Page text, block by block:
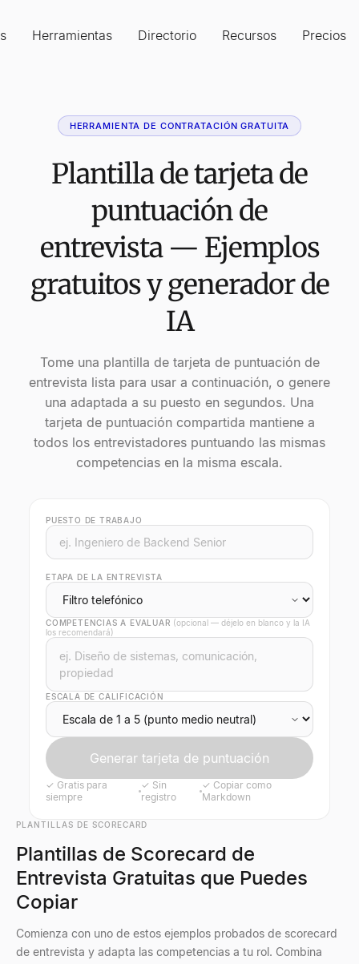
Herramientas Directorio Recursos Precios
HERRAMIENTA DE CONTRATACIÓN GRATUITA
Plantilla de tarjeta de
puntuación de
entrevista — Ejemplos
gratuitos y generador de
IA
Tome una plantilla de tarjeta de puntuación de
entrevista lista para usar a continuación, o genere
una adaptada a su puesto en segundos. Una
tarjeta de puntuación compartida mantiene a
todos los entrevistadores puntuando las mismas
competencias en la misma escala.
PUESTO DE TRABAJO
ETAPA DE LA ENTREVISTA
COMPETENCIAS A EVALUAR (opcional — déjelo en blanco y la IA
los recomendará)
ESCALA DE CALIFICACIÓN
Generar tarjeta de puntuación
✓ Gratis para
siempre
✓ Sin
registro
✓ Copiar como
Markdown
PLANTILLAS DE SCORECARD
Plantillas de Scorecard de
Entrevista Gratuitas que Puedes
Copiar
Comienza con uno de estos ejemplos probados de scorecard
de entrevista y adapta las competencias a tu rol. Combina